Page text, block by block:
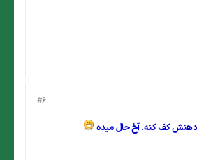
#6
دهنش كف كنه. آخ حال ميده